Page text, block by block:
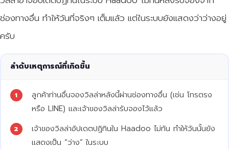
ช่องทางอื่น ทำให้วันที่จริงๆ เต็มแล้ว แต่ในระบบยังแสดงว่าว่างอยู่
ครับ
ลำดับเหตุการณ์ที่เกิดขึ้น
1
ลูกค้าท่านอื่นจองวิลล่าหลังนี้ผ่านช่องทางอื่น (เช่น โทรตรง
หรือ LINE) และเจ้าของวิลล่ารับจองไว้แล้ว
2
เจ้าของวิลล่าอัปเดตปฏิทินใน Haadoo ไม่ทัน ทำให้วันนั้นยัง
แสดงเป็น “ว่าง” ในระบบ